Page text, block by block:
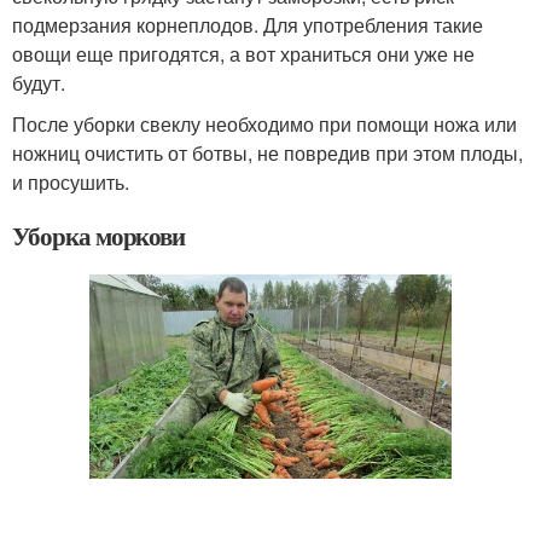
подмерзания корнеплодов. Для употребления такие
овощи еще пригодятся, а вот храниться они уже не
будут.
После уборки свеклу необходимо при помощи ножа или
ножниц очистить от ботвы, не повредив при этом плоды,
и просушить.
Уборка моркови